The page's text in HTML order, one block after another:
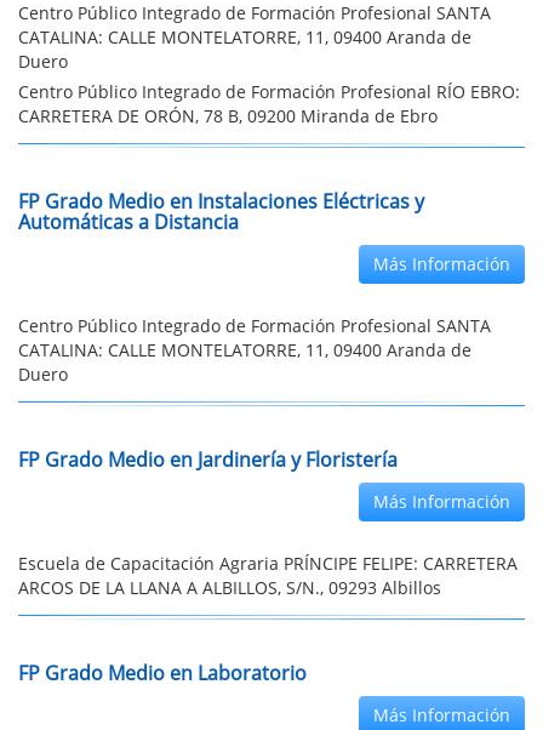
Centro Público Integrado de Formación Profesional SANTA
CATALINA: CALLE MONTELATORRE, 11, 09400 Aranda de
Duero
Centro Público Integrado de Formación Profesional RÍO EBRO:
CARRETERA DE ORÓN, 78 B, 09200 Miranda de Ebro
FP Grado Medio en Instalaciones Eléctricas y
Automáticas a Distancia
Más Información
Centro Público Integrado de Formación Profesional SANTA
CATALINA: CALLE MONTELATORRE, 11, 09400 Aranda de
Duero
FP Grado Medio en Jardinería y Floristería
Más Información
Escuela de Capacitación Agraria PRÍNCIPE FELIPE: CARRETERA
ARCOS DE LA LLANA A ALBILLOS, S/N., 09293 Albillos
FP Grado Medio en Laboratorio
Más Información